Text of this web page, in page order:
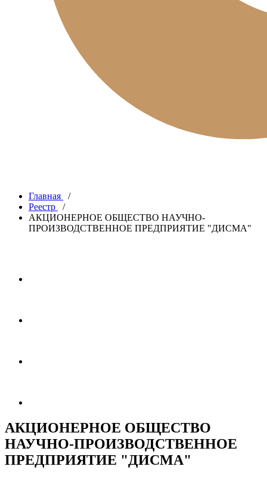
Главная
/
Реестр
/
АКЦИОНЕРНОЕ ОБЩЕСТВО НАУЧНО-
ПРОИЗВОДСТВЕННОЕ ПРЕДПРИЯТИЕ "ДИСМА"
АКЦИОНЕРНОЕ ОБЩЕСТВО
НАУЧНО-ПРОИЗВОДСТВЕННОЕ
ПРЕДПРИЯТИЕ "ДИСМА"